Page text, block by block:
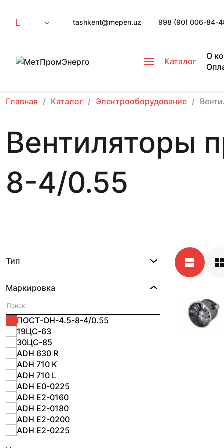
tashkent@mepen.uz 998 (90) 006-84-
Каталог
О
Главная Каталог Электрооборудование
8-4/0.55
Тип
Маркировка
19ЦС-63
30ЦС-85
ADH 630 R
ADH 710 K
ADH 710 L
ADH E0-0225
ADH E2-0160
ADH E2-0180
ADH E2-0200
ADH E2-0225
ПОСТ-ОН-4.5-8-4/0.55